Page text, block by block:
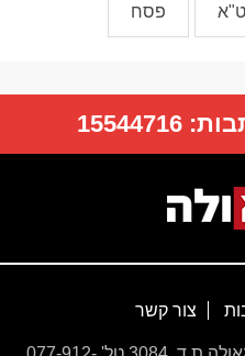
פסח
15544716
צור קשר